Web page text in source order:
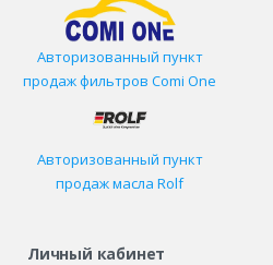
Авторизованный пункт
продаж фильтров Comi One
Авторизованный пункт
продаж масла Rolf
Личный кабинет